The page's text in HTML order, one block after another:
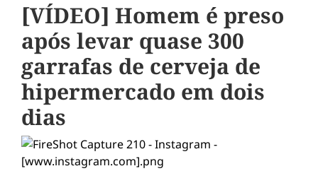
[VÍDEO] Homem é preso
após levar quase 300
garrafas de cerveja de
hipermercado em dois
dias